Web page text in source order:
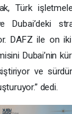
Türk
Dubai’deki
DAFZ ile on iki
Dubai’nin
ve
dedi.